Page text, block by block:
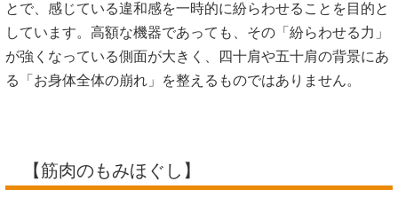
とで、感じている違和感を一時的に紛らわせることを目的と
しています。高額な機器であっても、その「紛らわせる力」
が強くなっている側面が大きく、四十肩や五十肩の背景にあ
る「お身体全体の崩れ」を整えるものではありません。
【筋肉のもみほぐし】